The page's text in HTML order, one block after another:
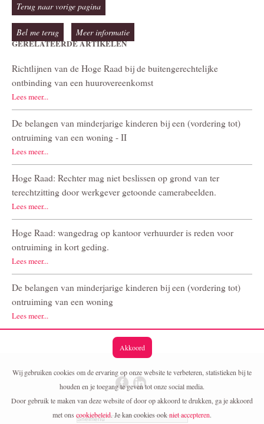
Terug naar vorige pagina
Bel me terug Meer informatie
GERELATEERDE ARTIKELEN
Richtlijnen van de Hoge Raad bij de buitengerechtelijke
ontbinding van een huurovereenkomst
Lees meer...
De belangen van minderjarige kinderen bij een (vordering tot)
ontruiming van een woning - II
Lees meer...
Hoge Raad: Rechter mag niet beslissen op grond van ter
terechtzitting door werkgever getoonde camerabeelden.
Lees meer...
Hoge Raad: wangedrag op kantoor verhuurder is reden voor
ontruiming in kort geding.
Lees meer...
De belangen van minderjarige kinderen bij een (vordering tot)
ontruiming van een woning
Lees meer...
Akkoord
Wij gebruiken cookies om de ervaring op onze website te verbeteren, statistieken bij te
houden en je toegang te geven tot onze social media.
Door gebruik te maken van deze website of door op akkoord te drukken, ga je akkoord
met ons cookiebeleid. Je kan cookies ookniet accepteren.